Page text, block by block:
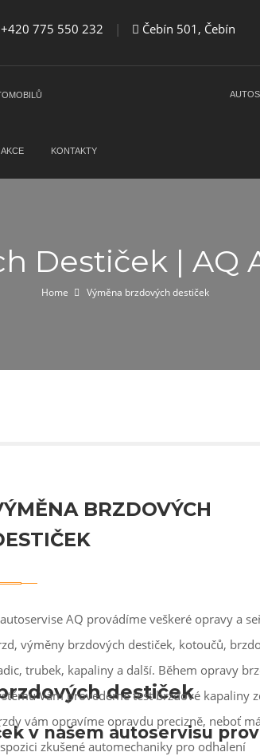
775 550 232 | Čebín 501, Čebín
AKCE KONTAKTY
Destiček | AQ
Home Výměna brzdových destiček
BRZDOVÝCH
AQ provádíme veškeré opravy a
výměny brzdových destiček, kotoučů,
trubek, kapaliny a další. Během opravy
Vám provedeme test brzdové kapaliny
vám opravíme opravdu precizně, neboť
zkušené automechaniky pro odhalení
destiček
v našem autoservisu